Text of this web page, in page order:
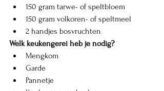
150 gram tarwe- of speltbloem
150 gram volkoren- of speltmeel
2 handjes bosvruchten
Welk keukengerei heb je nodig?
Mengkom
Garde
Pannetje